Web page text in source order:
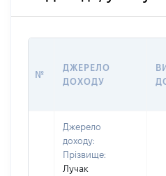
№
ДЖЕРЕЛО
ДОХОДУ
Джерело
доходу:
Прізвище:
Лучак